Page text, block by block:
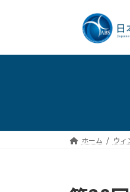
プ
動
ホーム ウィ